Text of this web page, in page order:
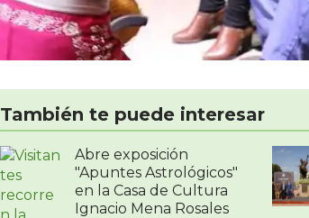
También te puede interesar
Abre exposición
"Apuntes Astrológicos"
en la Casa de Cultura
Ignacio Mena Rosales